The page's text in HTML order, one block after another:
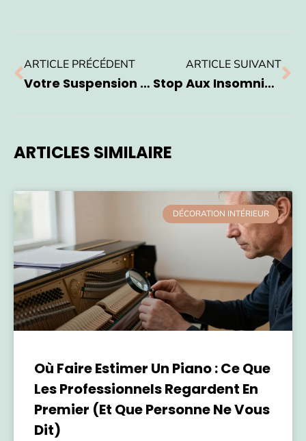
ARTICLE PRÉCÉDENT
Votre Suspension Parfaite : Astuces Pour Plafond En Pente Réussies
ARTICLE SUIVANT
Stop Aux Insomnies : Détecter Les Signes Des Punaises De Lit Pour Mieux Dormir
ARTICLES SIMILAIRE
DÉCORATION INTÉRIEUR
Où Faire Estimer Un Piano : Ce Que
Les Professionnels Regardent En
Premier (et Que Personne Ne Vous
Dit)